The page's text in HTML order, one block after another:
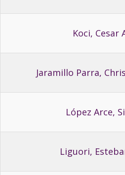
Koci, Cesar
Jaramillo Parra,
López Arce,
Liguori,